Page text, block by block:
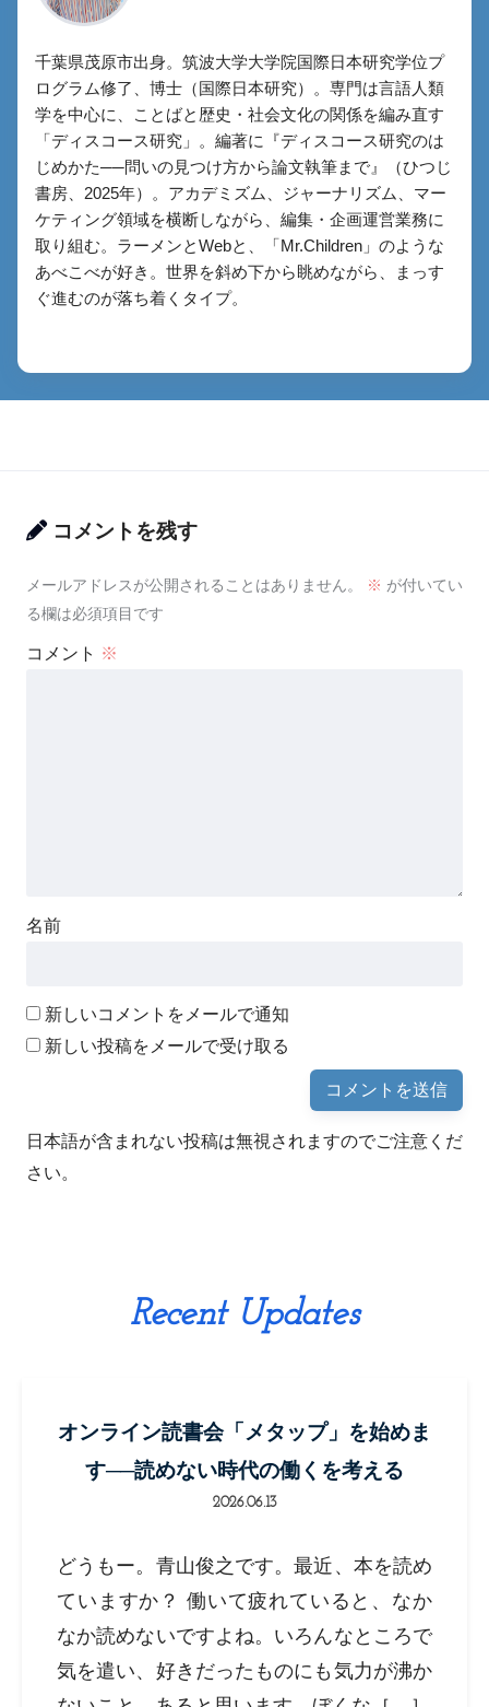
千葉県茂原市出身。筑波大学大学院国際日本研究学位プ
ログラム修了、博士（国際日本研究）。専門は言語人類
学を中心に、ことばと歴史・社会文化の関係を編み直す
「ディスコース研究」。編著に『ディスコース研究のは
じめかた──問いの見つけ方から論文執筆まで』（ひつじ
書房、2025年）。アカデミズム、ジャーナリズム、マー
ケティング領域を横断しながら、編集・企画運営業務に
取り組む。ラーメンとWebと、「Mr.Children」のような
あべこべが好き。世界を斜め下から眺めながら、まっす
ぐ進むのが落ち着くタイプ。
コメントを残す
メールアドレスが公開されることはありません。 ※ が付いてい
る欄は必須項目です
コメント ※
名前
新しいコメントをメールで通知
新しい投稿をメールで受け取る
日本語が含まれない投稿は無視されますのでご注意くだ
さい。
Recent Updates
オンライン読書会「メタップ」を始めま
す──読めない時代の働くを考える
2026.06.13
どうもー。青山俊之です。最近、本を読め
ていますか？ 働いて疲れていると、なか
なか読めないですよね。いろんなところで
気を遣い、好きだったものにも気力が沸か